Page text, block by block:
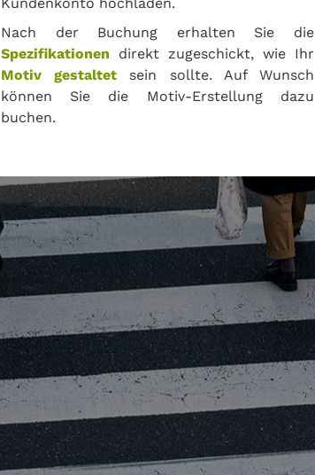
Nach der Buchung erhalten Sie die
Spezifikationen direkt zugeschickt, wie Ihr
Motiv gestaltet sein sollte. Auf Wunsch
können Sie die Motiv-Erstellung dazu
buchen.